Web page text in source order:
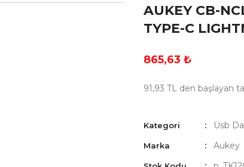
AUKEY CB-
TYPE-C
865,63 ₺
91,93 TL den başlayan
Kategori Usb
Marka Aukey